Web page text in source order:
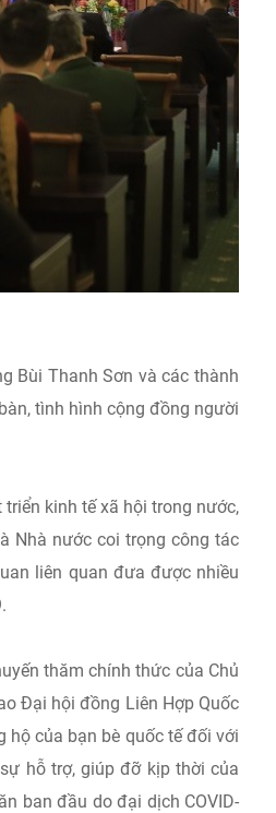
Bùi Thanh Sơn và các thành
tình hình cộng đồng người
kinh tế xã hội trong nước,
Nhà nước coi trọng công tác
liên quan đưa được nhiều
thăm chính thức của Chủ
Đại hội đồng Liên Hợp Quốc
hộ của bạn bè quốc tế đối với
hỗ trợ, giúp đỡ kịp thời của
ban đầu do đại dịch COVID-